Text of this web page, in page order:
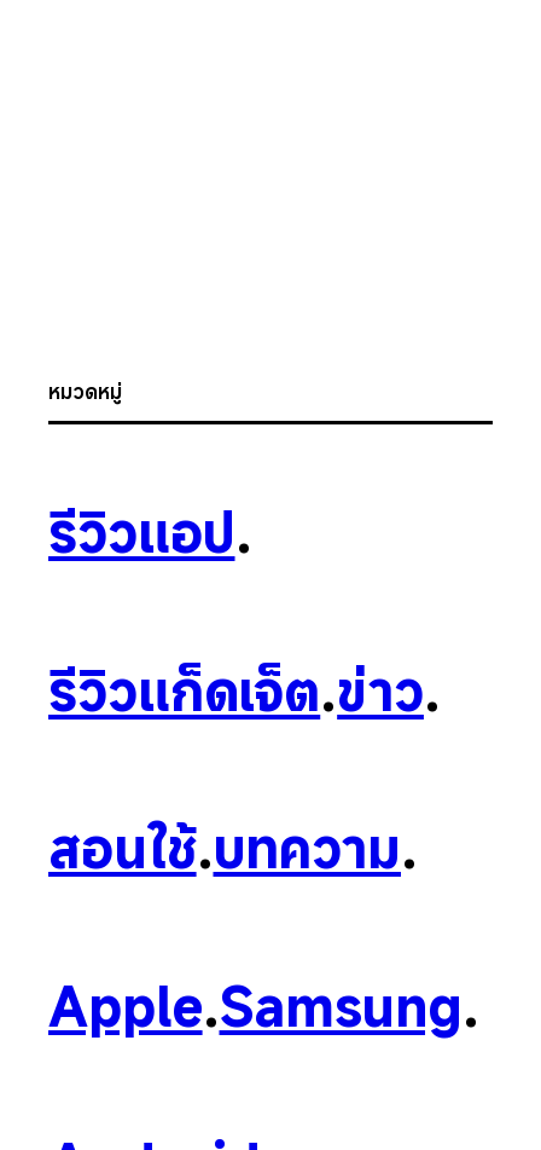
หมวดหมู่
รีวิวแอป.
รีวิวแก็ดเจ็ต.ข่าว.
สอนใช้.บทความ.
Apple.Samsung.